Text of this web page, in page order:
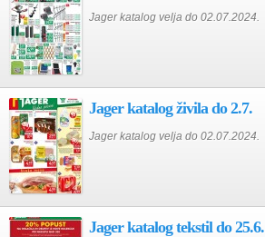
Jager katalog velja do 02.07.2024.
Jager katalog živila do 2.7.
Jager katalog velja do 02.07.2024.
Jager katalog tekstil do 25.6.